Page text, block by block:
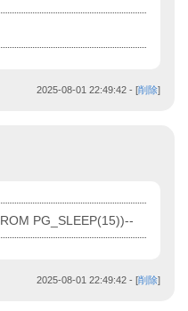
2025-08-01 22:49:42 - [削除]
PG_SLEEP(15))--
2025-08-01 22:49:42 - [削除]